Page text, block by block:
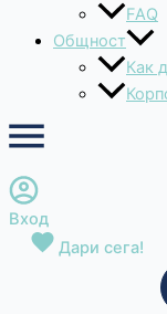
FAQ
Общност
Как
Вход
Дари сега!